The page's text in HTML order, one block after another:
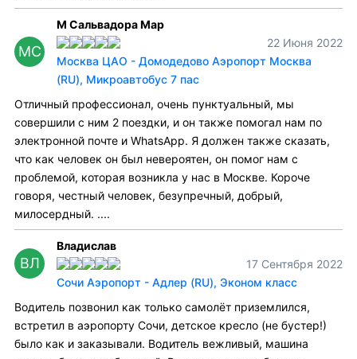
МС
М Сальвадора Мар
22 Июня 2022
Москва ЦАО - Домодедово Аэропорт Москва
(RU), Микроавтобус 7 пас
Отличный профессионал, очень пунктуальный, мы
совершили с ним 2 поездки, и он также помогал нам по
электронной почте и WhatsApp. Я должен также сказать,
что как человек он был невероятен, он помог нам с
проблемой, которая возникла у нас в Москве. Короче
говоря, честный человек, безупречный, добрый,
милосердный. ....
ВЛ
Владислав
17 Сентября 2022
Сочи Аэропорт - Адлер (RU), Эконом класс
Водитель позвонил как только самолёт приземлился,
встретил в аэропорту Сочи, детское кресло (не бустер!)
было как и заказывали. Водитель вежливый, машина